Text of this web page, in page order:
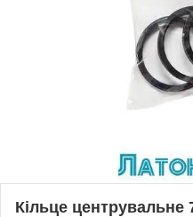
Кільце центрувальне